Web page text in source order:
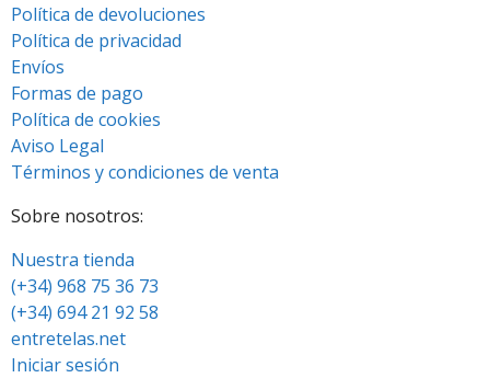
Política de devoluciones
Política de privacidad
Envíos
Formas de pago
Política de cookies
Aviso Legal
Términos y condiciones de venta
Sobre nosotros:
Nuestra tienda
(+34) 968 75 36 73
(+34) 694 21 92 58
entretelas.net
Iniciar sesión